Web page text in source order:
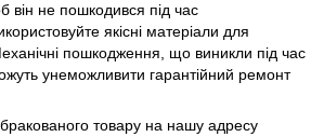
він не пошкодився під час
якісні матеріали для
пошкодження, що виникли під час
унеможливити гарантійний ремонт
товару на нашу адресу